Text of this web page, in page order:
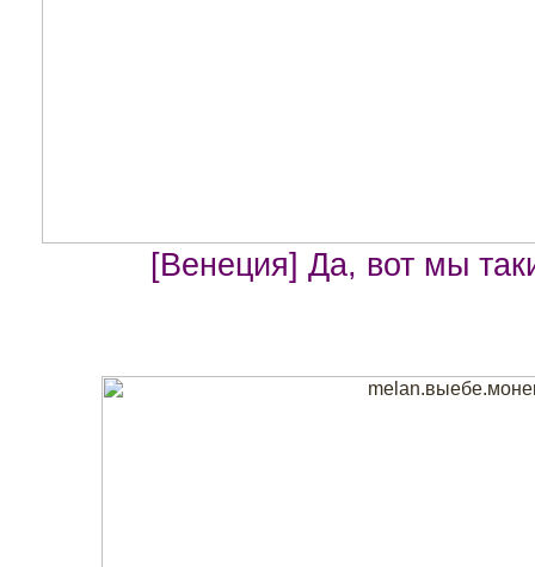
[Венеция] Да, вот мы